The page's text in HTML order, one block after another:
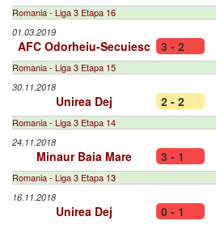
Romania - Liga 3 Etapa 16
01.03.2019
AFC Odorheiu-Secuiesc 3 - 2
Romania - Liga 3 Etapa 15
30.11.2018
Unirea Dej 2 - 2
Romania - Liga 3 Etapa 14
24.11.2018
Minaur Baia Mare 3 - 1
Romania - Liga 3 Etapa 13
16.11.2018
Unirea Dej 0 - 1